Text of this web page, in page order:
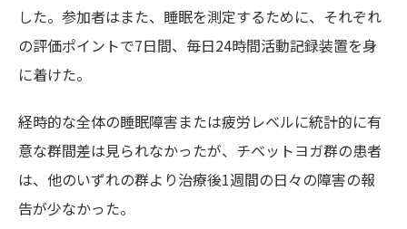
した。参加者はまた、睡眠を測定するために、それぞれ
の評価ポイントで7日間、毎日24時間活動記録装置を身
に着けた。
経時的な全体の睡眠障害または疲労レベルに統計的に有
意な群間差は見られなかったが、チベットヨガ群の患者
は、他のいずれの群より治療後1週間の日々の障害の報
告が少なかった。